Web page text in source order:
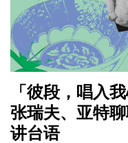
「彼段，唱入
张瑞夫、亚特
讲台语